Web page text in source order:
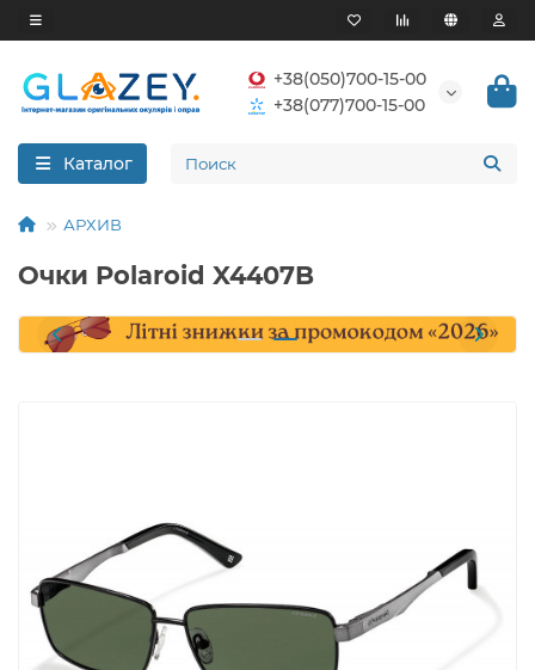
+38(050)700-15-00
+38(077)700-15-00
Каталог
АРХИВ
Очки Polaroid X4407B